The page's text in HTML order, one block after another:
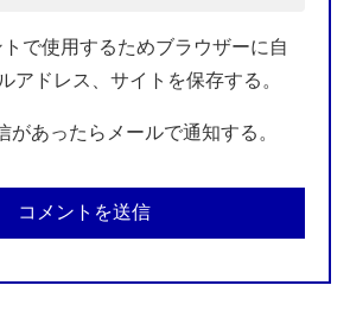
で使用するためブラウザーに自
アドレス、サイトを保存する。
があったらメールで通知する。